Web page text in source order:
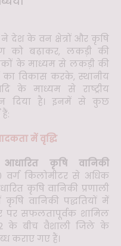
देश के वन क्षेत्रों और कृषि
को बढ़ाकर, लकड़ी की
के माध्यम से लकड़ी की
का विकास करके, स्थानीय
के माध्यम से राष्ट्रीय
दिया है। इनमें से कुछ
में वृद्धि
कृषि वानिकी
किलोमीटर से अधिक
कृषि वानिकी प्रणाली
कृषि वानिकी पद्धतियों में
पर सफलतापूर्वक शामिल
के बीच वैशाली जिले के
कराए गए हैं।